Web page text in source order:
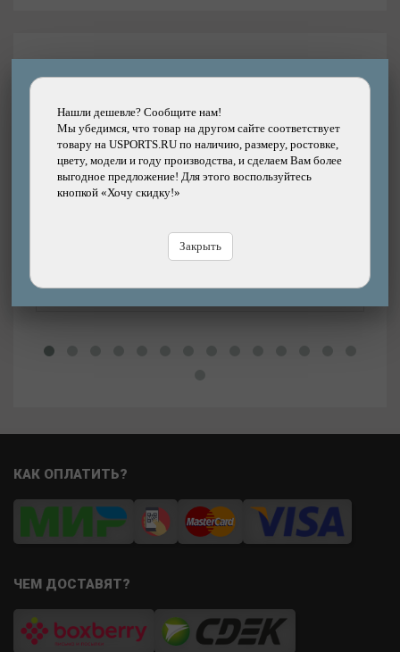
Нашли дешевле? Сообщите нам!
Мы убедимся, что товар на другом сайте соответствует
товару на USPORTS.RU по наличию, размеру, ростовке,
цвету, модели и году производства, и сделаем Вам более
выгодное предложение! Для этого воспользуйтесь
кнопкой «Хочу скидку!»
Закрыть
Подробнее
Цепь KMC X10 EL с замком, покрытие нитрид
титана, 10 скоростей
Купить
В магазине
КАК ОПЛАТИТЬ?
ЧЕМ ДОСТАВЯТ?